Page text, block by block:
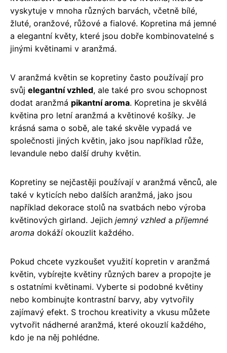
vyskytuje v mnoha různých barvách, včetně bílé,
žluté, oranžové, růžové a fialové. Kopretina má jemné
a elegantní květy, které jsou dobře kombinovatelné s
jinými květinami v aranžmá.
V aranžmá květin se kopretiny často používají pro
svůj elegantní vzhled, ale také pro svou schopnost
dodat aranžmá pikantní aroma. Kopretina je skvělá
květina pro letní aranžmá a květinové košíky. Je
krásná sama o sobě, ale také skvěle vypadá ve
společnosti jiných květin, jako jsou například růže,
levandule nebo další druhy květin.
Kopretiny se nejčastěji používají v aranžmá věnců, ale
také v kyticích nebo dalších aranžmá, jako jsou
například dekorace stolů na svatbách nebo výroba
květinových girland. Jejich jemný vzhled a příjemné
aroma dokáží okouzlit každého.
Pokud chcete vyzkoušet využití kopretin v aranžmá
květin, vybírejte květiny různých barev a propojte je
s ostatními květinami. Vyberte si podobné květiny
nebo kombinujte kontrastní barvy, aby vytvořily
zajímavý efekt. S trochou kreativity a vkusu můžete
vytvořit nádherné aranžmá, které okouzlí každého,
kdo je na něj pohlédne.